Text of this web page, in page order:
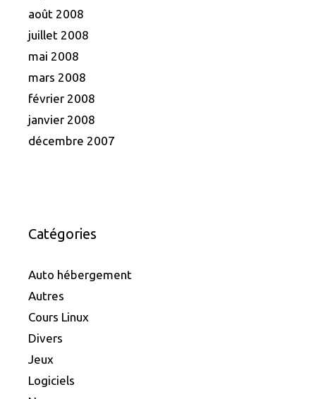
août 2008
juillet 2008
mai 2008
mars 2008
février 2008
janvier 2008
décembre 2007
Catégories
Auto hébergement
Autres
Cours Linux
Divers
Jeux
Logiciels